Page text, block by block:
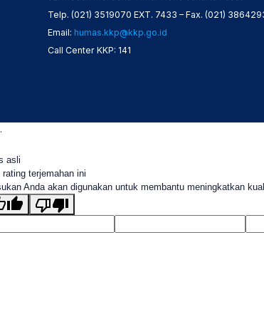
Telp. (021) 3519070 EXT. 7433 – Fax. (021)
Email: humas.kkp@kkp.go.id
Call Center KKP: 141
.
asli
rating terjemahan ini
Anda akan digunakan untuk membantu meningkatkan